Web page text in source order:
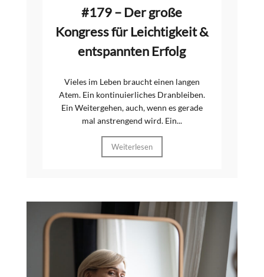
#179 – Der große
Kongress für Leichtigkeit &
entspannten Erfolg
Vieles im Leben braucht einen langen
Atem. Ein kontinuierliches Dranbleiben.
Ein Weitergehen, auch, wenn es gerade
mal anstrengend wird. Ein...
Weiterlesen